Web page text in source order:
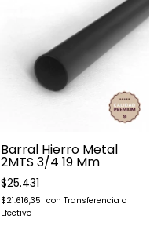
Barral Hierro Metal
2MTS 3/4 19 Mm
$25.431
$21.616,35